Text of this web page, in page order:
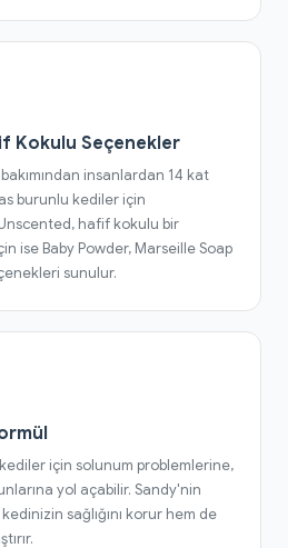
Kokulu Seçenekler
insanlardan 14 kat
burunlu kediler için
hafif kokulu bir
ise Baby Powder, Marseille Soap
sunulur.
için solunum problemlerine,
yol açabilir. Sandy'nin
sağlığını korur hem de